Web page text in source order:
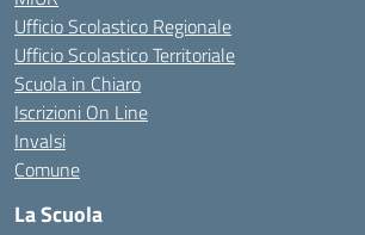
Ufficio Scolastico Regionale
Ufficio Scolastico Territoriale
Scuola in Chiaro
Iscrizioni On Line
Invalsi
Comune
La Scuola